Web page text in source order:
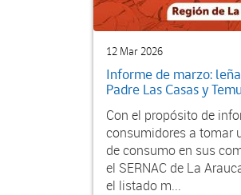
12 Mar 2026
Informe de marzo:
Padre Las Casas y
Con el propósito de
consumidores a tomar
de consumo en sus
el SERNAC de La
el listado m...